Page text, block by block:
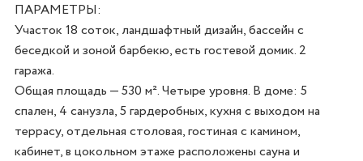
ПАРАМЕТРЫ:
Участок 18 соток, ландшафтный дизайн, бассейн с
беседкой и зоной барбекю, есть гостевой домик. 2
гаража.
Общая площадь — 530 м². Четыре уровня. В доме: 5
спален, 4 санузла, 5 гардеробных, кухня с выходом на
террасу, отдельная столовая, гостиная с камином,
кабинет, в цокольном этаже расположены сауна и